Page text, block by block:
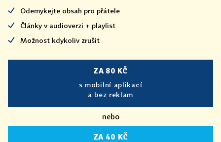
Odemykejte obsah pro přátele
Články v audioverzi + playlist
Možnost kdykoliv zrušit
ZA 80 KČ
s mobilní aplikací
a bez reklam
nebo
ZA 40 KČ